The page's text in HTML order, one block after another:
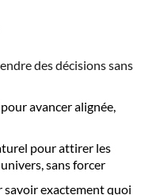
des décisions sans
avancer alignée,
pour attirer les
sans forcer
exactement quoi